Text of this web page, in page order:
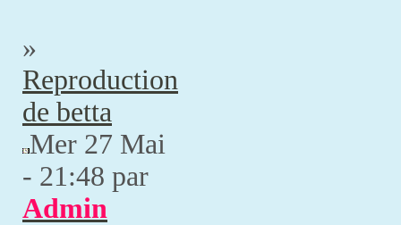
»
Reproduction
de betta
Mer 27 Mai
- 21:48 par
Admin